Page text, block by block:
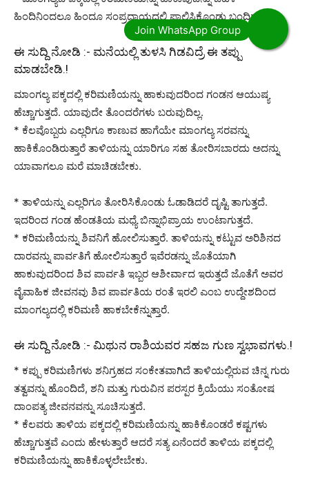
ಹಿಂದಿನಿಂದಲೂ ಹಿಂದೂ ಸಂಪ್ರದಾಯದಲ್ಲಿ ಪಾಲಿಸಿಕೊಂಡು ಬಂದಿದ್ದಾರೆ.
ಈ ಸುದ್ದಿ ನೋಡಿ :- ಮನೆಯಲ್ಲಿ ತುಳಸಿ ಗಿಡವಿದ್ರೆ ಈ ತಪ್ಪು
ಮಾಡಬೇಡಿ.!
ಮಾಂಗಲ್ಯ ಪಕ್ಕದಲ್ಲಿ ಕರಿಮಣಿಯನ್ನು ಹಾಕುವುದರಿಂದ ಗಂಡನ ಆಯುಷ್ಯ
ಹೆಚ್ಚಾಗುತ್ತದೆ. ಯಾವುದೇ ತೊಂದರೆಗಳು ಬರುವುದಿಲ್ಲ.
* ಕೆಲವೊಬ್ಬರು ಎಲ್ಲರಿಗೂ ಕಾಣುವ ಹಾಗೆಯೇ ಮಾಂಗಲ್ಯ ಸರವನ್ನು
ಹಾಕಿಕೊಂಡಿರುತ್ತಾರೆ ತಾಳಿಯನ್ನು ಯಾರಿಗೂ ಸಹ ತೋರಿಸಬಾರದು ಅದನ್ನು
ಯಾವಾಗಲೂ ಮರೆ ಮಾಚಿಡಬೇಕು.
* ತಾಳಿಯನ್ನು ಎಲ್ಲರಿಗೂ ತೋರಿಸಿಕೊಂಡು ಓಡಾಡಿದರೆ ದೃಷ್ಟಿ ತಾಗುತ್ತದೆ.
ಇದರಿಂದ ಗಂಡ ಹೆಂಡತಿಯ ಮಧ್ಯೆ ಬಿನ್ನಾಭಿಪ್ರಾಯ ಉಂಟಾಗುತ್ತದೆ.
* ಕರಿಮಣಿಯನ್ನು ಶಿವನಿಗೆ ಹೋಲಿಸುತ್ತಾರೆ. ತಾಳಿಯನ್ನು ಕಟ್ಟುವ ಅರಿಶಿನದ
ದಾರವನ್ನು ಪಾರ್ವತಿಗೆ ಹೋಲಿಸುತ್ತಾರೆ ಇವೆರಡನ್ನು ಜೊತೆಯಾಗಿ
ಹಾಕುವುದರಿಂದ ಶಿವ ಪಾರ್ವತಿ ಇಬ್ಬರ ಆಶೀರ್ವಾದ ಇರುತ್ತದೆ ಜೊತೆಗೆ ಅವರ
ವೈವಾಹಿಕ ಜೀವನವು ಶಿವ ಪಾರ್ವತಿಯ ರಂತೆ ಇರಲಿ ಎಂಬ ಉದ್ದೇಶದಿಂದ
ಮಾಂಗಲ್ಯದಲ್ಲಿ ಕರಿಮಣಿ ಹಾಕಬೇಕೆನ್ನುತ್ತಾರೆ.
ಈ ಸುದ್ದಿ ನೋಡಿ :- ಮಿಥುನ ರಾಶಿಯವರ ಸಹಜ ಗುಣ ಸ್ವಭಾವಗಳು.!
* ಕಪ್ಪು ಕರಿಮಣಿಗಳು ಶನಿಗ್ರಹದ ಸಂಕೇತವಾಗಿದೆ ತಾಳಿಯಲ್ಲಿರುವ ಚಿನ್ನ ಗುರು
ತತ್ವವನ್ನು ಹೊಂದಿದೆ, ಶನಿ ಮತ್ತು ಗುರುವಿನ ಪರಸ್ಪರ ಕ್ರಿಯೆಯು ಸಂತೋಷ
ದಾಂಪತ್ಯ ಜೀವನವನ್ನು ಸೂಚಿಸುತ್ತದೆ.
* ಕೆಲವರು ತಾಳಿಯ ಪಕ್ಕದಲ್ಲಿ ಕರಿಮಣಿಯನ್ನು ಹಾಕಿಕೊಂಡರೆ ಕಷ್ಟಗಳು
ಹೆಚ್ಚಾಗುತ್ತವೆ ಎಂದು ಹೇಳುತ್ತಾರೆ ಆದರೆ ಸತ್ಯ ಏನೆಂದರೆ ತಾಳಿಯ ಪಕ್ಕದಲ್ಲಿ
ಕರಿಮಣಿಯನ್ನು ಹಾಕಿಕೊಳ್ಳಲೇಬೇಕು.